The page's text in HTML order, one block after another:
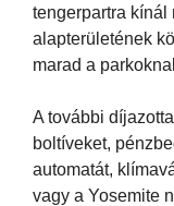
tengerpartra kínál
alapterületének
marad a
A további
boltíveket,
automatát,
vagy a Yosemite